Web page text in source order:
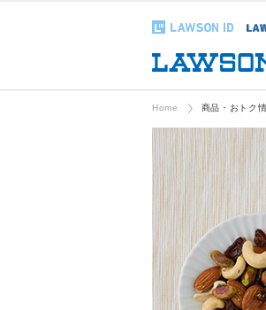
Home 商品・おトク